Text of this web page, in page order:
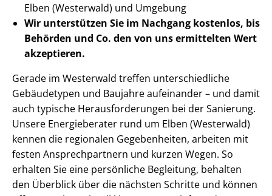
Elben (Westerwald) und Umgebung
Wir unterstützen Sie im Nachgang kostenlos, bis
Behörden und Co. den von uns ermittelten Wert
akzeptieren.
Gerade im Westerwald treffen un­ter­schied­li­che
Gebäudetypen und Baujahre aufeinander – und damit
auch typische Her­aus­for­de­run­gen bei der Sanierung.
Unsere Energieberater rund um Elben (Westerwald)
kennen die regionalen Gegebenheiten, arbeiten mit
festen An­sprech­part­nern und kurzen Wegen. So
erhalten Sie eine persönliche Begleitung, behalten
den Überblick über die nächsten Schritte und können